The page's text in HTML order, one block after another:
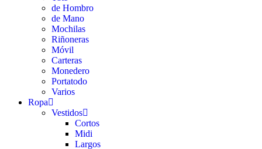
de Hombro
de Mano
Mochilas
Riñoneras
Móvil
Carteras
Monedero
Portatodo
Varios
Ropa
Vestidos
Cortos
Midi
Largos